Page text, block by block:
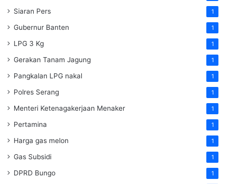
Siaran Pers 1
Gubernur Banten 1
LPG 3 Kg 1
Gerakan Tanam Jagung 1
Pangkalan LPG nakal 1
Polres Serang 1
Menteri Ketenagakerjaan Menaker 1
Pertamina 1
Harga gas melon 1
Gas Subsidi 1
DPRD Bungo 1